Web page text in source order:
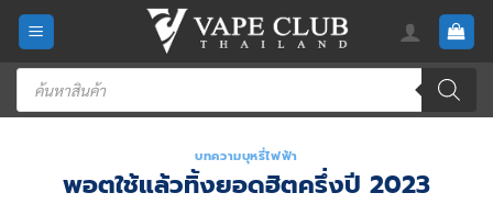
Skip
content
Products
search
บทความบุหรี่ไฟฟ้า
พอตใช้แล้วทิ้งยอดฮิตครึ่งปี 2023